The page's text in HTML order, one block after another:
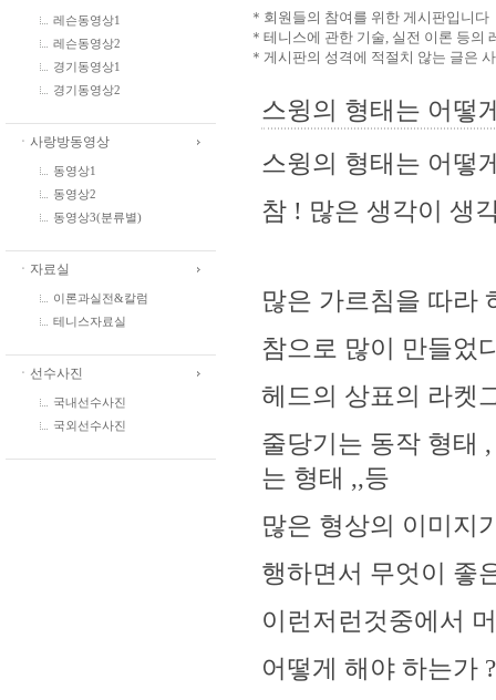
레슨동영상1
레슨동영상2
경기동영상1
경기동영상2
ㆍ사랑방동영상
동영상1
동영상2
동영상3(분류별)
ㆍ자료실
이론과실전&칼럼
테니스자료실
ㆍ선수사진
국내선수사진
국외선수사진
＊회원들의 참여를 위한 게시판입니다
＊테니스에 관한 기술, 실전 이론 등의
＊게시판의 성격에 적절치 않는 글은
스윙의 형태는 어떻
스윙의 형태는 어떻
참 ! 많은 생각이 생
많은 가르침을 따라
참으로 많이 만들었
헤드의 상표의 라켓
줄당기는 동작 형태
는 형태 ,,등
많은 형상의 이미지
행하면서 무엇이 좋
이런저런것중에서
어떻게 해야 하는가